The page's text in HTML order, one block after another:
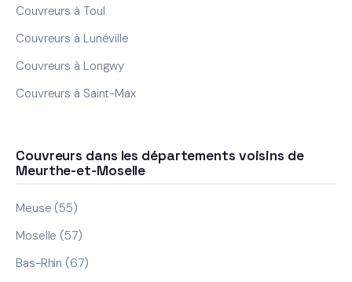
Couvreurs à Toul
Couvreurs à Lunéville
Couvreurs à Longwy
Couvreurs à Saint-Max
Couvreurs dans les départements voisins de
Meurthe-et-Moselle
Meuse (55)
Moselle (57)
Bas-Rhin (67)